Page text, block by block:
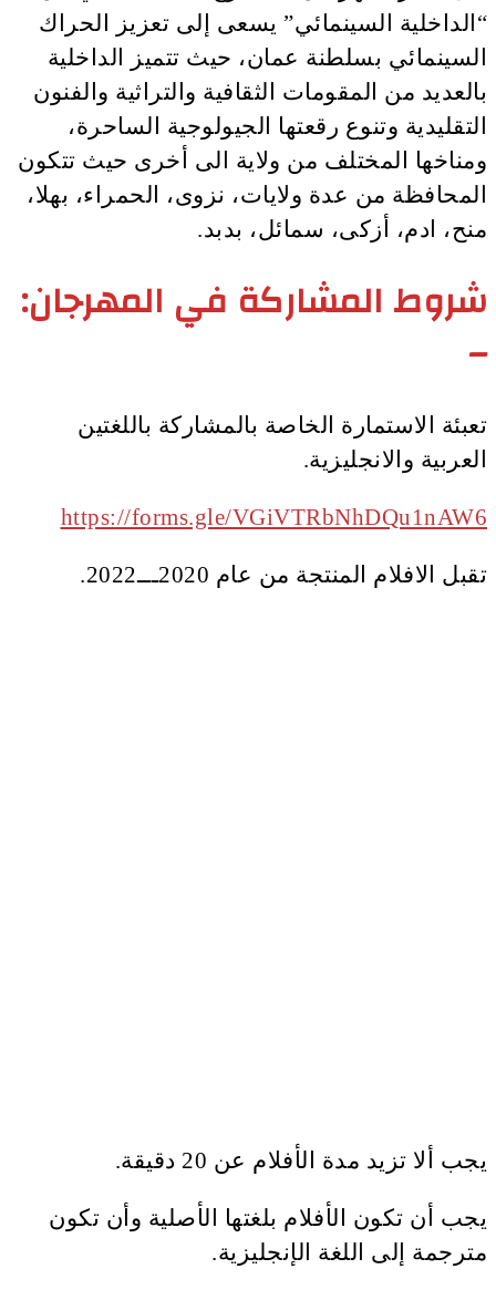
“الداخلية السينمائي” يسعى إلى تعزيز الحراك
السينمائي بسلطنة عمان، حيث تتميز الداخلية
بالعديد من المقومات الثقافية والتراثية والفنون
التقليدية وتنوع رقعتها الجيولوجية الساحرة،
ومناخها المختلف من ولاية الى أخرى حيث تتكون
المحافظة من عدة ولايات، نزوى، الحمراء، بهلا،
منح، ادم، أزكى، سمائل، بدبد.
شروط المشاركة في المهرجان:
–
تعبئة الاستمارة الخاصة بالمشاركة باللغتين
العربية والانجليزية.
https://forms.gle/VGiVTRbNhDQu1nAW6
تقبل الافلام المنتجة من عام 2020ـــ2022.
يجب ألا تزيد مدة الأفلام عن 20 دقيقة.
يجب أن تكون الأفلام بلغتها الأصلية وأن تكون
مترجمة إلى اللغة الإنجليزية.